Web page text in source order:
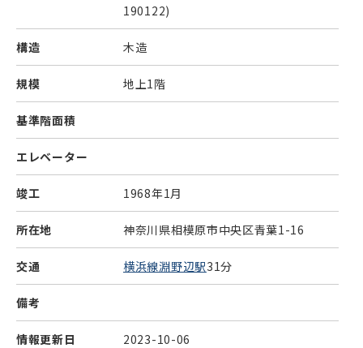
190122)
構造 木造
規模 地上1階
基準階面積
エレベーター
竣工 1968年1月
所在地 神奈川県相模原市中央区青葉1-16
交通 横浜線淵野辺駅31分
備考
情報更新日 2023-10-06